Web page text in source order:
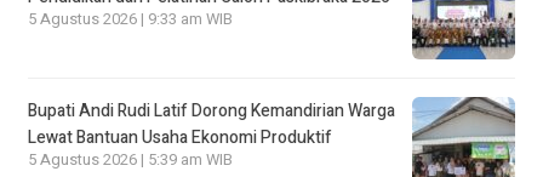
5 Agustus 2026 | 9:33 am WIB
Bupati Andi Rudi Latif Dorong Kemandirian Warga
Lewat Bantuan Usaha Ekonomi Produktif
5 Agustus 2026 | 5:39 am WIB